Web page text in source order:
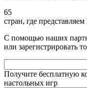
65
стран, где
С помощью наших
или зарегистрировать
Получите бесплатную
настольных игр